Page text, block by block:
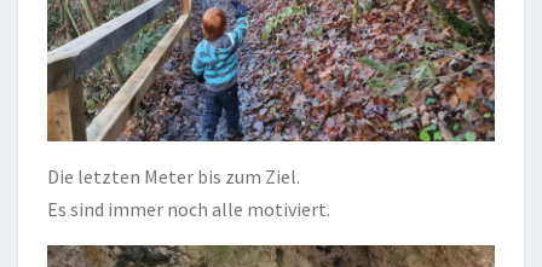
Die letzten Meter bis zum Ziel.
Es sind immer noch alle motiviert.